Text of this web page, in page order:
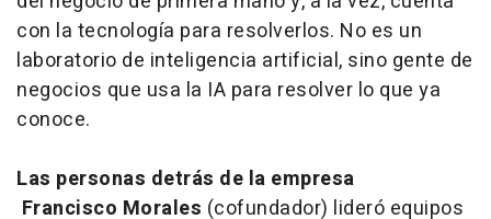
con la tecnología para resolverlos. No es un
laboratorio de inteligencia artificial, sino gente de
negocios que usa la IA para resolver lo que ya
conoce.
Las personas detrás de la empresa
Francisco Morales (cofundador) lideró equipos